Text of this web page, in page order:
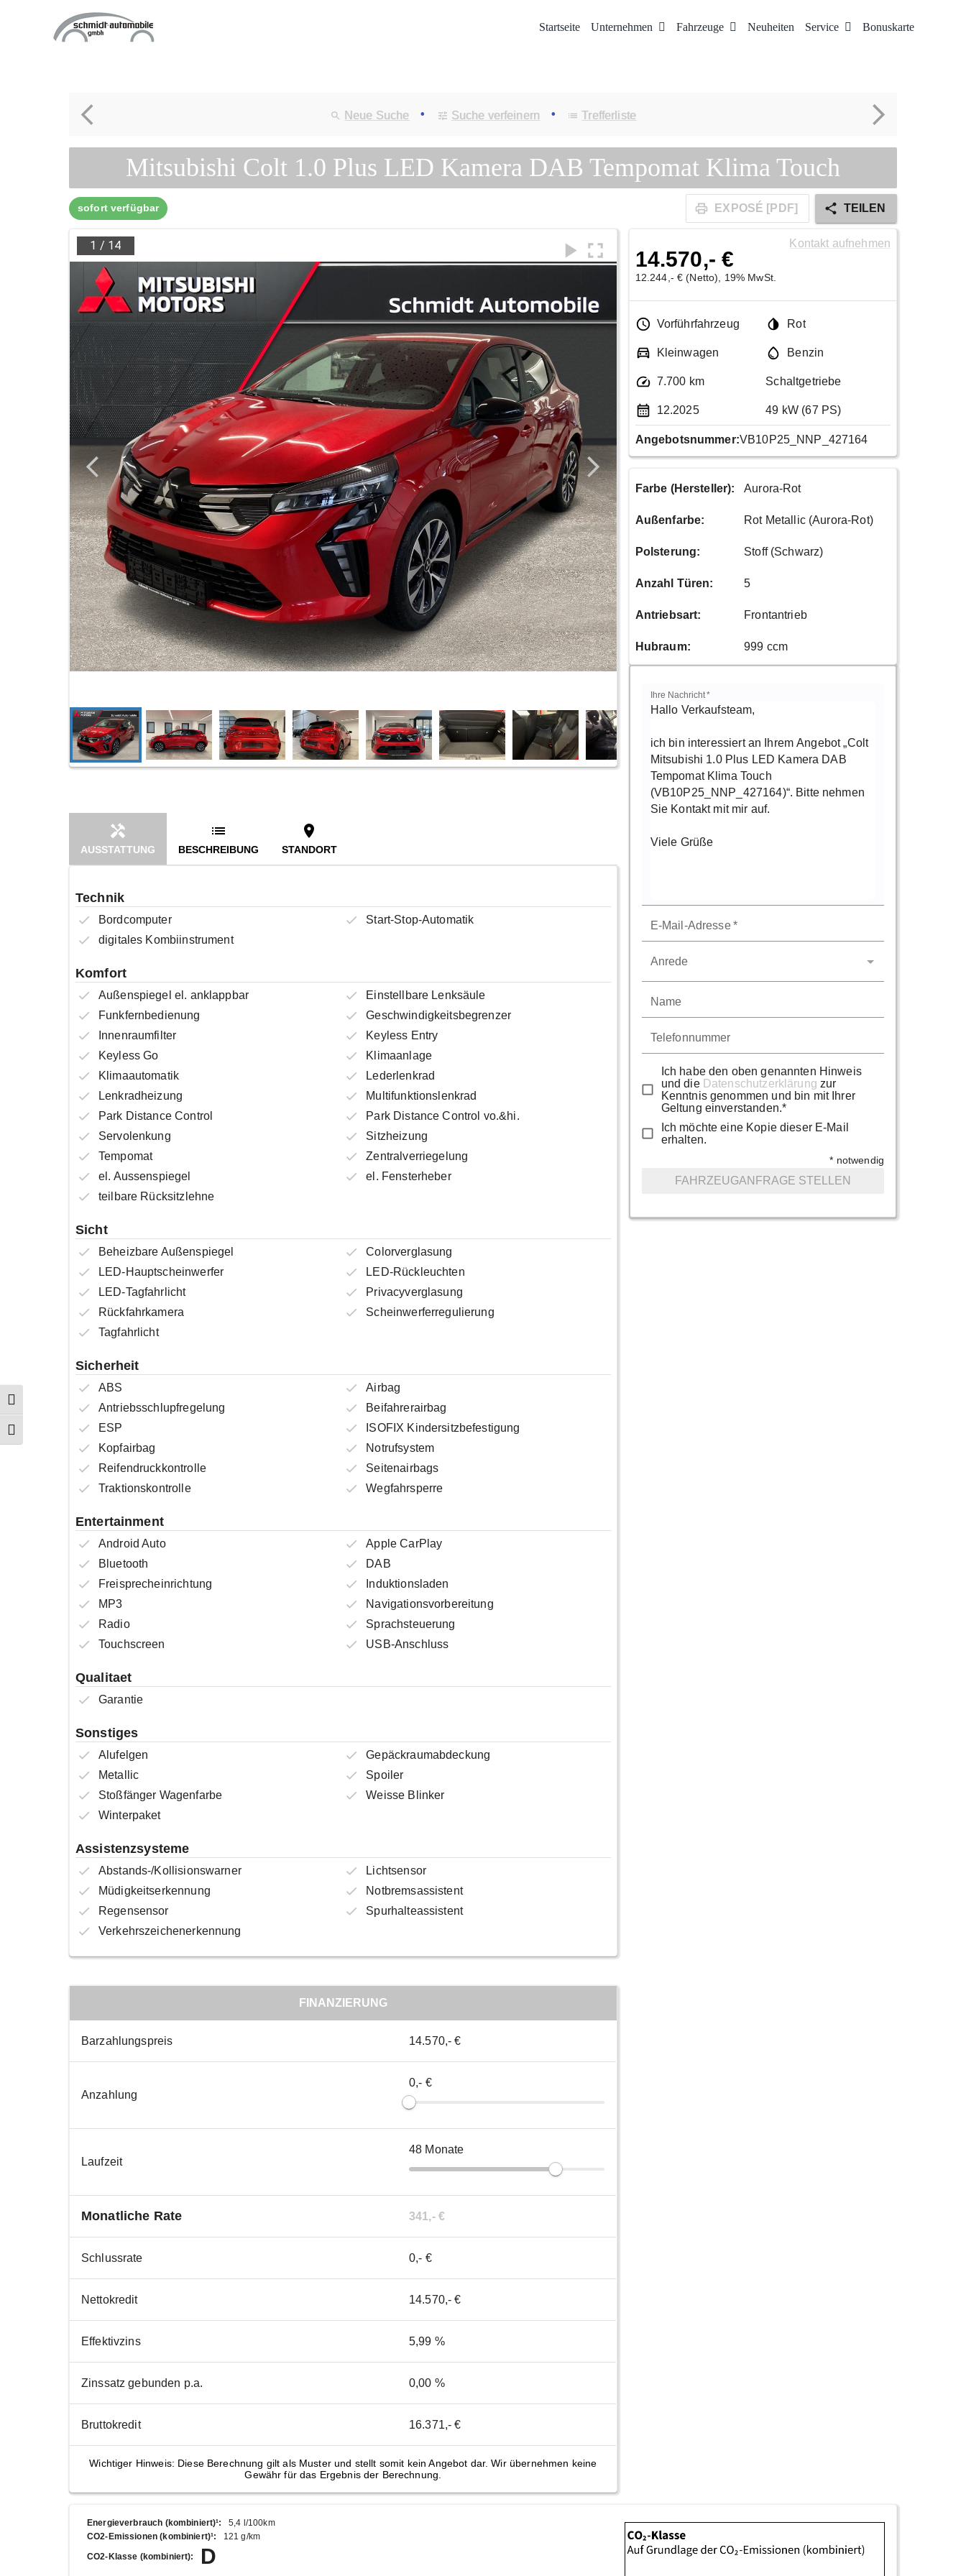
Umschalten auf hohe Kontraste
Schrift vergrößern
Startseite Unternehmen Fahrzeuge Neuheiten Service Bonuskarte
Neue Suche • Suche verfeinern • Trefferliste
Mitsubishi Colt 1.0 Plus LED Kamera DAB Tempomat Klima Touch
sofort verfügbar EXPOSÉ [PDF] TEILEN
1 / 14
AUSSTATTUNG BESCHREIBUNG STANDORT
Technik
Bordcomputer
Start-Stop-Automatik
digitales Kombiinstrument
Komfort
Außenspiegel el. anklappbar
Einstellbare Lenksäule
Funkfernbedienung
Geschwindigkeitsbegrenzer
Innenraumfilter
Keyless Entry
Keyless Go
Klimaanlage
Klimaautomatik
Lederlenkrad
Lenkradheizung
Multifunktionslenkrad
Park Distance Control
Park Distance Control vo.&hi.
Servolenkung
Sitzheizung
Tempomat
Zentralverriegelung
el. Aussenspiegel
el. Fensterheber
teilbare Rücksitzlehne
Sicht
Beheizbare Außenspiegel
Colorverglasung
LED-Hauptscheinwerfer
LED-Rückleuchten
LED-Tagfahrlicht
Privacyverglasung
Rückfahrkamera
Scheinwerferregulierung
Tagfahrlicht
Sicherheit
ABS
Airbag
Antriebsschlupfregelung
Beifahrerairbag
ESP
ISOFIX Kindersitzbefestigung
Kopfairbag
Notrufsystem
Reifendruckkontrolle
Seitenairbags
Traktionskontrolle
Wegfahrsperre
Entertainment
Android Auto
Apple CarPlay
Bluetooth
DAB
Freisprecheinrichtung
Induktionsladen
MP3
Navigationsvorbereitung
Radio
Sprachsteuerung
Touchscreen
USB-Anschluss
Qualitaet
Garantie
Sonstiges
Alufelgen
Gepäckraumabdeckung
Metallic
Spoiler
Stoßfänger Wagenfarbe
Weisse Blinker
Winterpaket
Assistenzsysteme
Abstands-/Kollisionswarner
Lichtsensor
Müdigkeitserkennung
Notbremsassistent
Regensensor
Spurhalteassistent
Verkehrszeichenerkennung
FINANZIERUNG
Barzahlungspreis 14.570,- €
Anzahlung
0,- €
Laufzeit
48 Monate
Monatliche Rate 341,- €
Schlussrate 0,- €
Nettokredit 14.570,- €
Effektivzins 5,99 %
Zinssatz gebunden p.a. 0,00 %
Bruttokredit 16.371,- €
Wichtiger Hinweis: Diese Berechnung gilt als Muster und stellt somit kein Angebot dar. Wir übernehmen keine
Gewähr für das Ergebnis der Berechnung.
14.570,- €
12.244,- € (Netto), 19% MwSt.
Kontakt aufnehmen
Vorführfahrzeug Rot
Kleinwagen Benzin
7.700 km Schaltgetriebe
12.2025 49 kW (67 PS)
Angebotsnummer:VB10P25_NNP_427164
Farbe (Hersteller): Aurora-Rot
Außenfarbe: Rot Metallic (Aurora-Rot)
Polsterung: Stoff (Schwarz)
Anzahl Türen: 5
Antriebsart: Frontantrieb
Hubraum: 999 ccm
Ihre Nachricht*
E-Mail-Adresse*
Anrede
Name
Telefonnummer
Ich habe den oben genannten Hinweis
und die Datenschutzerklärung zur
Kenntnis genommen und bin mit Ihrer
Geltung einverstanden.*
Ich möchte eine Kopie dieser E-Mail
erhalten.
* notwendig
FAHRZEUGANFRAGE STELLEN
Energieverbrauch (kombiniert)¹:5,4 l/100km
CO2-Emissionen (kombiniert)¹: 121 g/km
CO2-Klasse (kombiniert): D